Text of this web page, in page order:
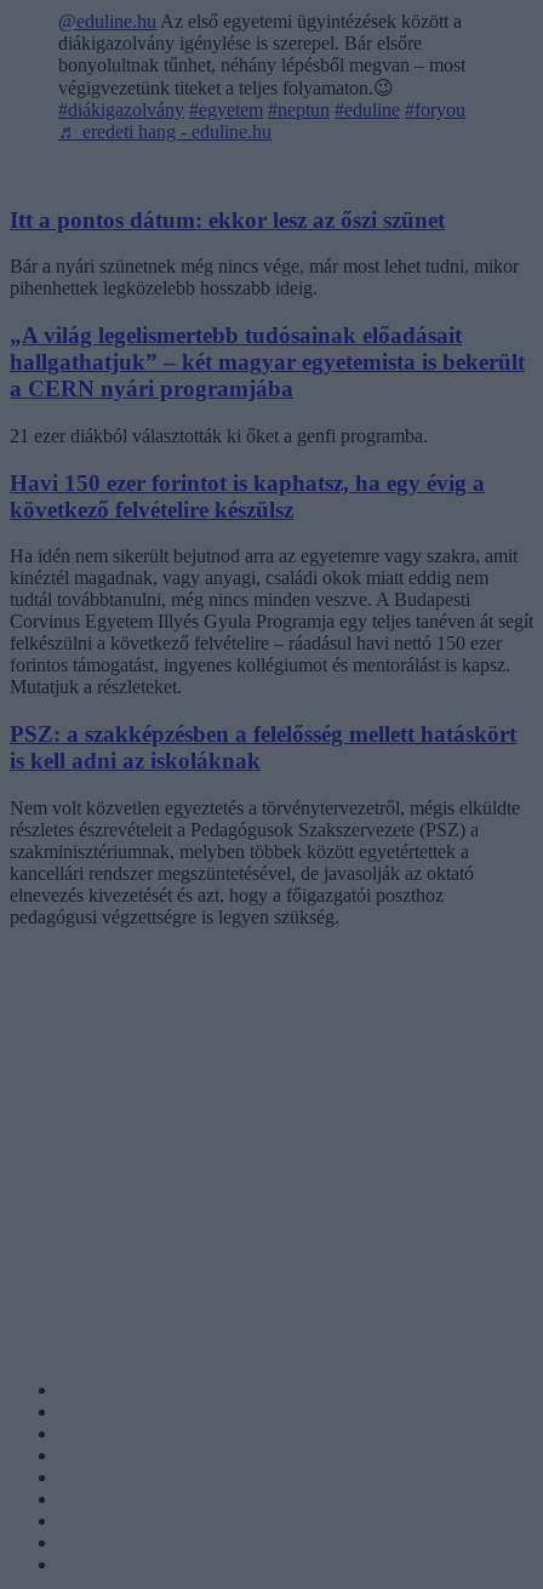
@eduline.hu Az első egyetemi ügyintézések között a
diákigazolvány igénylése is szerepel. Bár elsőre
bonyolultnak tűnhet, néhány lépésből megvan – most
végigvezetünk titeket a teljes folyamaton.😉
#diákigazolvány #egyetem #neptun #eduline #foryou
♬ eredeti hang - eduline.hu
Itt a pontos dátum: ekkor lesz az őszi szünet
Bár a nyári szünetnek még nincs vége, már most lehet tudni, mikor
pihenhettek legközelebb hosszabb ideig.
„A világ legelismertebb tudósainak előadásait
hallgathatjuk” – két magyar egyetemista is bekerült
a CERN nyári programjába
21 ezer diákból választották ki őket a genfi programba.
Havi 150 ezer forintot is kaphatsz, ha egy évig a
következő felvételire készülsz
Ha idén nem sikerült bejutnod arra az egyetemre vagy szakra, amit
kinéztél magadnak, vagy anyagi, családi okok miatt eddig nem
tudtál továbbtanulni, még nincs minden veszve. A Budapesti
Corvinus Egyetem Illyés Gyula Programja egy teljes tanéven át segít
felkészülni a következő felvételire – ráadásul havi nettó 150 ezer
forintos támogatást, ingyenes kollégiumot és mentorálást is kapsz.
Mutatjuk a részleteket.
PSZ: a szakképzésben a felelősség mellett hatáskört
is kell adni az iskoláknak
Nem volt közvetlen egyeztetés a törvénytervezetről, mégis elküldte
részletes észrevételeit a Pedagógusok Szakszervezete (PSZ) a
szakminisztériumnak, melyben többek között egyetértettek a
kancellári rendszer megszüntetésével, de javasolják az oktató
elnevezés kivezetését és azt, hogy a főigazgatói poszthoz
pedagógusi végzettségre is legyen szükség.